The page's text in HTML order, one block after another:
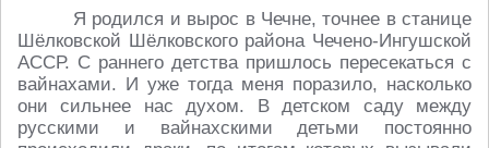
Я родился и вырос в Чечне, точнее в станице
Шёлковской Шёлковского района Чечено-Ингушской
АССР. С раннего детства пришлось пересекаться с
вайнахами. И уже тогда меня поразило, насколько
они сильнее нас духом. В детском саду между
русскими и вайнахскими детьми постоянно